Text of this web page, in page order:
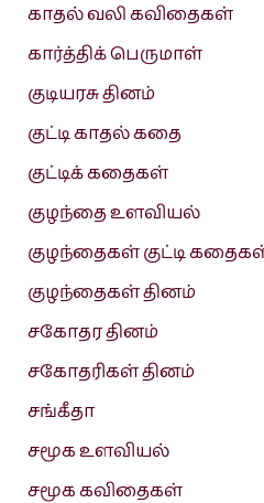
காதல் வலி கவிதைகள்
கார்த்திக் பெருமாள்
குடியரசு தினம்
குட்டி காதல் கதை
குட்டிக் கதைகள்
குழந்தை உளவியல்
குழந்தைகள் குட்டி
குழந்தைகள் தினம்
சகோதர தினம்
சகோதரிகள் தினம்
சங்கீதா
சமூக உளவியல்
சமூக கவிதைகள்